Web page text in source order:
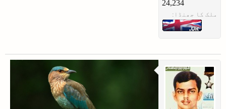
24,234
ملک کا جھنڈا: